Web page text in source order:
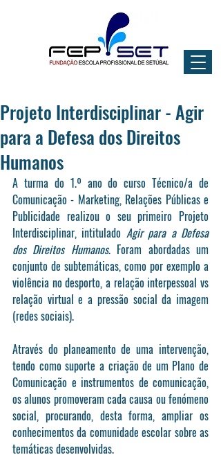
Projeto Interdisciplinar - Agir
para a Defesa dos Direitos
Humanos
A turma do 1.º ano do curso Técnico/a de
Comunicação - Marketing, Relações Públicas e
Publicidade realizou o seu primeiro Projeto
Interdisciplinar, intitulado Agir para a Defesa
dos Direitos Humanos. Foram abordadas um
conjunto de subtemáticas, como por exemplo a
violência no desporto, a relação interpessoal vs
relação virtual e a pressão social da imagem
(redes sociais).
Através do planeamento de uma intervenção,
tendo como suporte a criação de um Plano de
Comunicação e instrumentos de comunicação,
os alunos promoveram cada causa ou fenómeno
social, procurando, desta forma, ampliar os
conhecimentos da comunidade escolar sobre as
temáticas desenvolvidas.